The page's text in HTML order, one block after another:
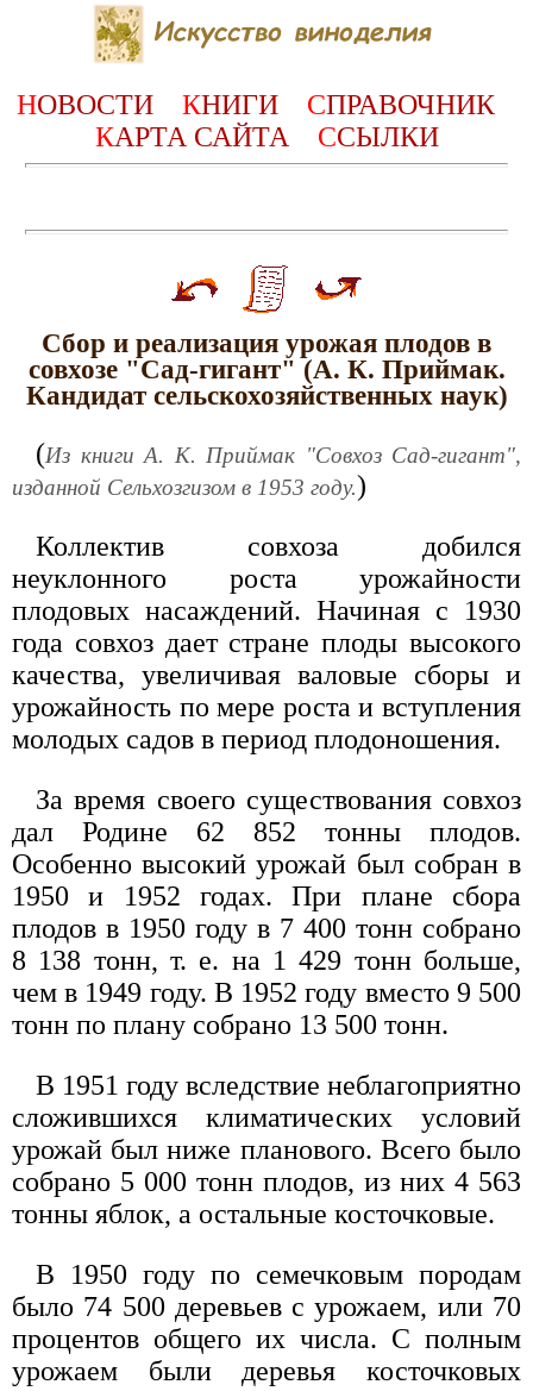
НОВОСТИ КНИГИ СПРАВОЧНИК
КАРТА САЙТА ССЫЛКИ
Сбор и реализация урожая плодов в
совхозе "Сад-гигант" (А. К. Приймак.
Кандидат сельскохозяйственных наук)
(Из книги А. К. Приймак "Совхоз Сад-гигант",
изданной Сельхозгизом в 1953 году.)
Коллектив совхоза добился
неуклонного роста урожайности
плодовых насаждений. Начиная с 1930
года совхоз дает стране плоды высокого
качества, увеличивая валовые сборы и
урожайность по мере роста и вступления
молодых садов в период плодоношения.
За время своего существования совхоз
дал Родине 62 852 тонны плодов.
Особенно высокий урожай был собран в
1950 и 1952 годах. При плане сбора
плодов в 1950 году в 7 400 тонн собрано
8 138 тонн, т. е. на 1 429 тонн больше,
чем в 1949 году. В 1952 году вместо 9 500
тонн по плану собрано 13 500 тонн.
В 1951 году вследствие неблагоприятно
сложившихся климатических условий
урожай был ниже планового. Всего было
собрано 5 000 тонн плодов, из них 4 563
тонны яблок, а остальные косточковые.
В 1950 году по семечковым породам
было 74 500 деревьев с урожаем, или 70
процентов общего их числа. С полным
урожаем были деревья косточковых